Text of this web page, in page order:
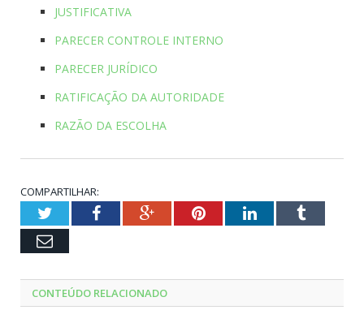
JUSTIFICATIVA
PARECER CONTROLE INTERNO
PARECER JURÍDICO
RATIFICAÇÃO DA AUTORIDADE
RAZÃO DA ESCOLHA
COMPARTILHAR:
TwitterFacebookGoogle+PinterestLinkedInTumblr
Email
CONTEÚDO RELACIONADO